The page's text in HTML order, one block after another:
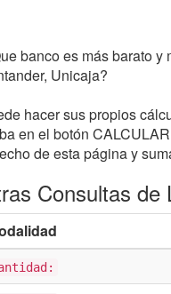
banco es más barato
Unicaja?
hacer sus propios
en el botón
de esta página y
Consultas de